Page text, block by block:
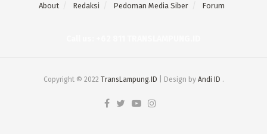
About Redaksi Pedoman Media Siber Forum
Copyright © 2022 TransLampung.ID | Design by Andi ID .